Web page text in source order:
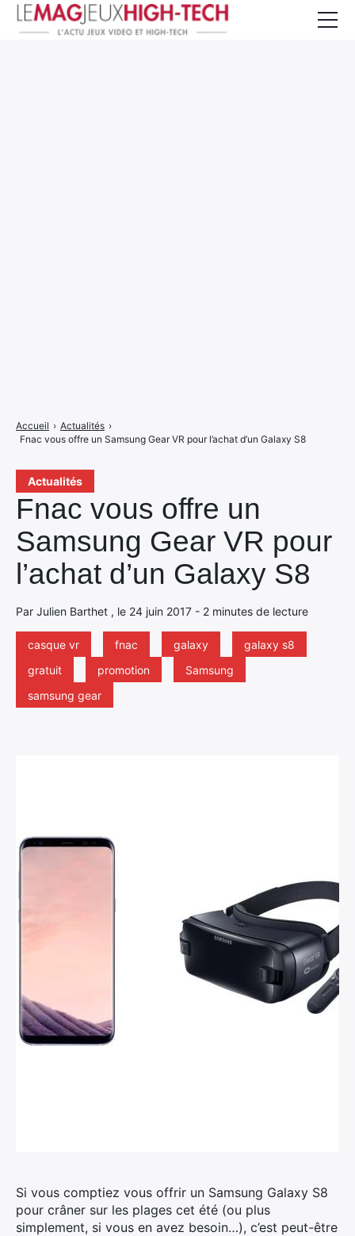
Actualités
Fnac vous offre un
Samsung Gear VR pour
l’achat d’un Galaxy S8
Par Julien Barthet , le 24 juin 2017 - 2 minutes de lecture
casque vr fnac galaxy
galaxy s8
gratuit
promotion
Samsung
samsung gear
Accueil › Actualités ›
Fnac vous offre un Samsung Gear VR pour l’achat d’un Galaxy S8
Si vous comptiez vous offrir un Samsung Galaxy S8
pour crâner sur les plages cet été (ou plus
simplement, si vous en avez besoin…), c’est peut-être